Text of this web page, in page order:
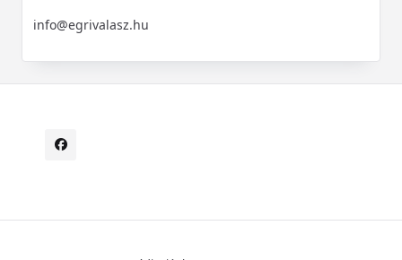
info@egrivalasz.hu